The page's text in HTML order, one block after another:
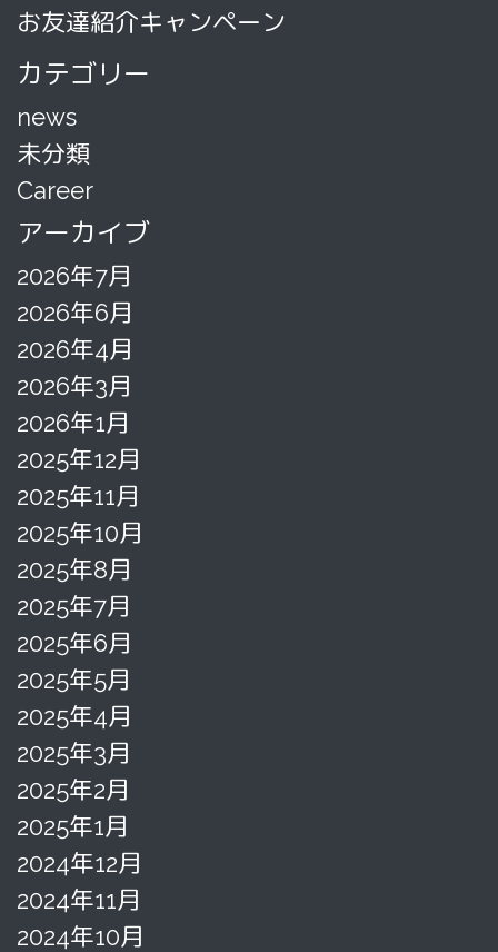
お友達紹介キャンペーン
カテゴリー
news
未分類
Career
アーカイブ
2026年7月
2026年6月
2026年4月
2026年3月
2026年1月
2025年12月
2025年11月
2025年10月
2025年8月
2025年7月
2025年6月
2025年5月
2025年4月
2025年3月
2025年2月
2025年1月
2024年12月
2024年11月
2024年10月